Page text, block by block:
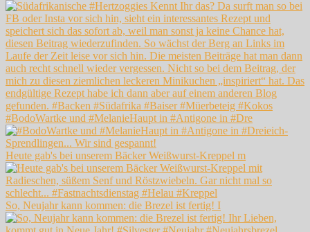
#BodoWartke und #MelanieHaupt in #Antigone in #Dre
Heute gab's bei unserem Bäcker Weißwurst-Kreppel m
So, Neujahr kann kommen: die Brezel ist fertig! I